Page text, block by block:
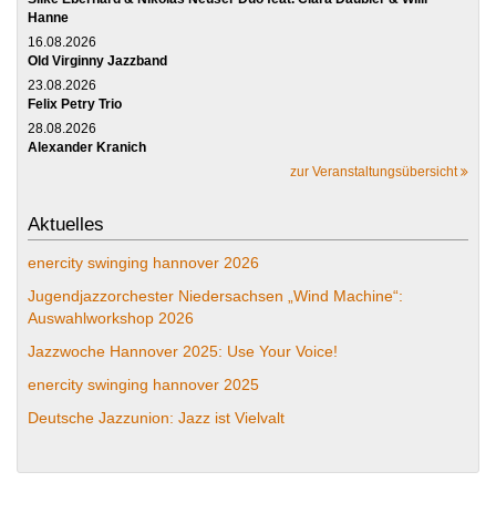
Hanne
16.08.2026
Old Virginny Jazzband
23.08.2026
Felix Petry Trio
28.08.2026
Alexander Kranich
zur Veranstaltungsübersicht
Aktuelles
enercity swinging hannover 2026
Jugendjazzorchester Niedersachsen „Wind Machine“:
Auswahlworkshop 2026
Jazzwoche Hannover 2025: Use Your Voice!
enercity swinging hannover 2025
Deutsche Jazzunion: Jazz ist Vielvalt